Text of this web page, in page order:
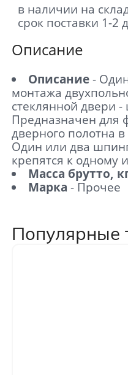
в наличии на
срок поставки 1-2
Описание
Описание-
монтажа
стеклянной двери
Предназначен для
дверного полотна
Один или два
крепятся к одному
Масса брутто,
Марка - Прочее
Популярные